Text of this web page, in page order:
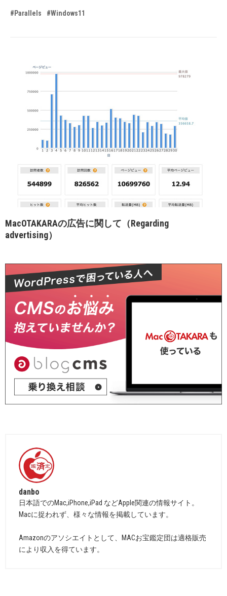
#Parallels #Windows11
MacOTAKARAの広告に関して（Regarding
advertising）
danbo
日本語でのMac,iPhone,iPad などApple関連の情報サイト。
Macに捉われず、様々な情報を掲載しています。
Amazonのアソシエイトとして、MACお宝鑑定団は適格販売
により収入を得ています。